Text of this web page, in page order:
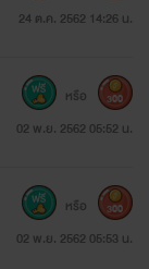
24 ต.ค. 2562 14:26 น.
02 พ.ย. 2562 05:52 น.
หรือ 300
02 พ.ย. 2562 05:53 น.
หรือ 300